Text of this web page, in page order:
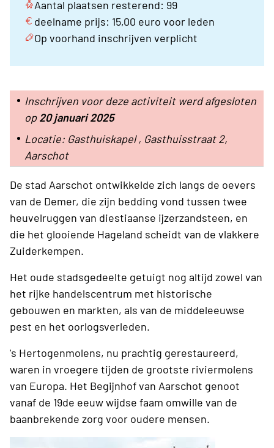
Aantal plaatsen resterend: 99
deelname prijs: 15,00 euro voor leden
Op voorhand inschrijven verplicht
Inschrijven voor deze activiteit werd afgesloten
op20 januari 2025
Locatie: Gasthuiskapel , Gasthuisstraat 2,
Aarschot
De stad Aarschot ontwikkelde zich langs de oevers
van de Demer, die zijn bedding vond tussen twee
heuvelruggen van diestiaanse ijzerzandsteen, en
die het glooiende Hageland scheidt van de vlakkere
Zuiderkempen.
Het oude stadsgedeelte getuigt nog altijd zowel van
het rijke handelscentrum met historische
gebouwen en markten, als van de middeleeuwse
pest en het oorlogsverleden.
's Hertogenmolens, nu prachtig gerestaureerd,
waren in vroegere tijden de grootste riviermolens
van Europa. Het Begijnhof van Aarschot genoot
vanaf de 19de eeuw wijdse faam omwille van de
baanbrekende zorg voor oudere mensen.